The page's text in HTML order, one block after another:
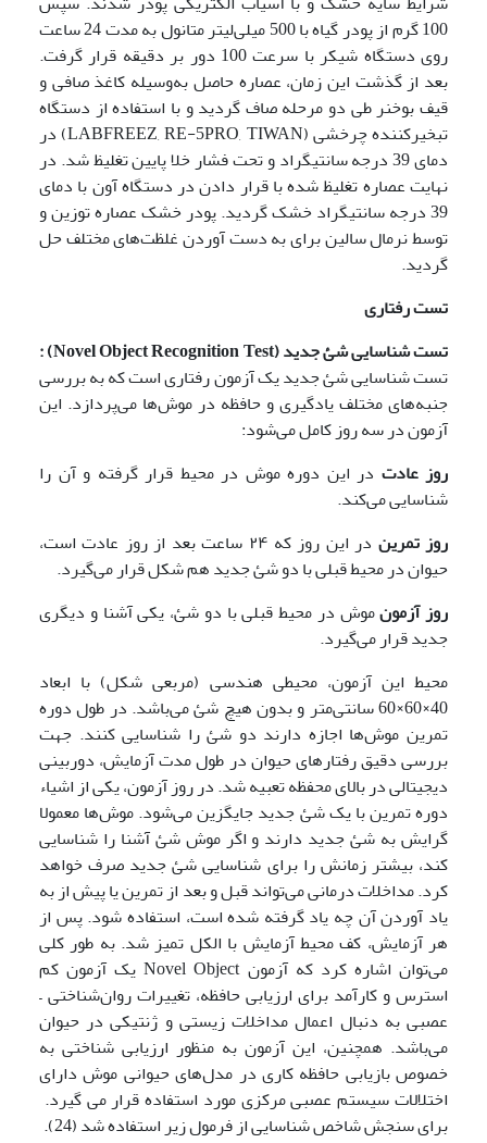
100 گرم از پودر گیاه با 500 میلی‌لیتر متانول به مدت 24 ساعت
روی دستگاه شیکر با سرعت 100 دور بر دقیقه قرار گرفت.
بعد از گذشت این زمان، عصاره حاصل به‌وسیله کاغذ صافی و
قیف بوخنر طی دو مرحله صاف گردید و با استفاده از دستگاه
تبخیرکننده چرخشی (LABFREEZ, RE-5PRO, TIWAN) در
دمای 39 درجه سانتیگراد و تحت فشار خلا پایین تغلیظ شد. در
نهایت عصاره تغلیظ شده با قرار دادن در دستگاه آون با دمای
39 درجه سانتیگراد خشک گردید. پودر خشک عصاره توزین و
توسط نرمال سالین برای به دست آوردن غلظت‌های مختلف حل
گردید.
تست رفتاری
تست شناسایی شئ جدید(
Novel Object Recognition Test
)
:
تست شناسایی شئ جدید یک آزمون رفتاری است که به بررسی
جنبه‌های مختلف یادگیری و حافظه در موش‌ها می‌پردازد. این
آزمون در سه روز کامل می‌شود:
روز عادت در این دوره موش در محیط قرار گرفته و آن را
شناسایی می‌کند.
روز تمرین
در این روز که ۲۴ ساعت بعد از روز عادت است،
حیوان در محیط قبلی با دو شئ جدید هم شکل قرار می‌گیرد.
روز آزمونموش در محیط قبلی با دو شئ، یکی آشنا و دیگری
جدید قرار می‌گیرد.
محیط این آزمون، محیطی هندسی (مربعی شکل) با ابعاد
40×60×60 سانتی‌متر و بدون هیچ شئ می‌باشد. در طول دوره
تمرین موش‌ها اجازه دارند دو شئ را شناسایی کنند. جهت
بررسی دقیق رفتارهای حیوان در طول مدت آزمایش، دوربینی
دیجیتالی در بالای محفظه تعبیه شد. در روز آزمون، یکی از اشیاء
دوره تمرین با یک شئ جدید جایگزین می‌شود. موش‌ها معمولا
گرایش به شئ جدید دارند و اگر موش شئ آشنا را شناسایی
کند، بیشتر زمانش را برای شناسایی شئ جدید صرف خواهد
کرد. مداخلات درمانی می‌تواند قبل و بعد از تمرین یا پیش از به
یاد آوردن آن چه یاد گرفته شده است، استفاده شود. پس از
هر آزمایش، کف محیط آزمایش با الکل تمیز شد. به طور کلی
می‌توان اشاره کرد که آزمون Novel Object یک آزمون کم
استرس و کارآمد برای ارزیابی حافظه، تغییرات روان‌شناختی –
عصبی به دنبال اعمال مداخلات زیستی و ژنتیکی در حیوان
می‌باشد. همچنین، این آزمون به منظور ارزیابی شناختی به
خصوص بازیابی حافظه کاری در مدل‌های حیوانی موش دارای
اختلالات سیستم عصبی مرکزی مورد استفاده قرار می گیرد.
برای سنجش شاخص شناسایی از فرمول زیر استفاده شد (24).